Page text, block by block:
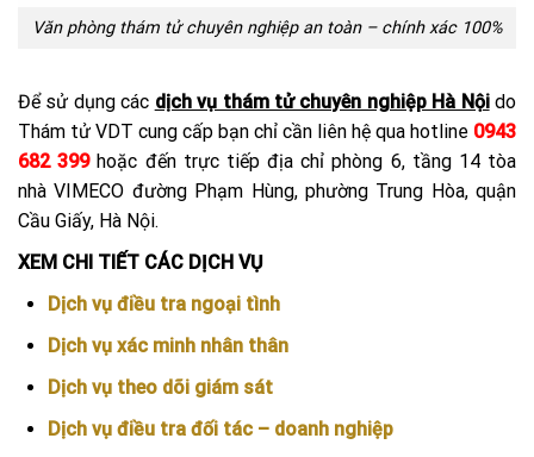
Văn phòng thám tử chuyên nghiệp an toàn – chính xác 100%
Để sử dụng các dịch vụ thám tử chuyên nghiệp Hà Nội do
Thám tử VDT cung cấp bạn chỉ cần liên hệ qua hotline 0943
682 399 hoặc đến trực tiếp địa chỉ phòng 6, tầng 14 tòa
nhà VIMECO đường Phạm Hùng, phường Trung Hòa, quận
Cầu Giấy, Hà Nội.
XEM CHI TIẾT CÁC DỊCH VỤ
Dịch vụ điều tra ngoại tình
Dịch vụ xác minh nhân thân
Dịch vụ theo dõi giám sát
Dịch vụ điều tra đối tác – doanh nghiệp